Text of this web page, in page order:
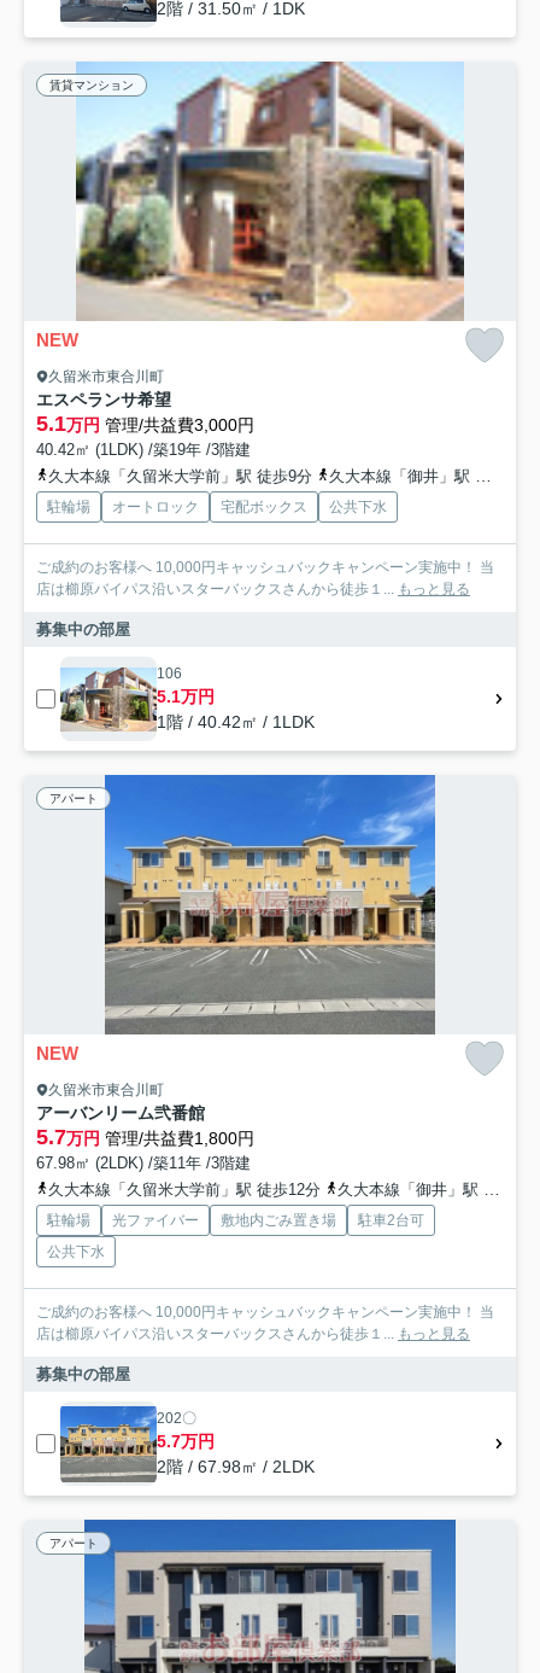
2階 / 31.50㎡ / 1DK
賃貸マンション
NEW
久留米市東合川町
エスペランサ希望
5.1万円 管理/共益費3,000円
40.42㎡ (1LDK) /築19年 /3階建
久大本線「久留米大学前」駅 徒歩9分
久大本線「御井」駅 徒歩22分
駐輪場 オートロック 宅配ボックス 公共下水
ご成約のお客様へ 10,000円キャッシュバックキャンペーン実施中！ 当
店は櫛原バイパス沿いスターバックスさんから徒歩１... もっと見る
募集中の部屋
106
5.1万円
1階 / 40.42㎡ / 1LDK
アパート
NEW
久留米市東合川町
アーバンリーム弐番館
5.7万円 管理/共益費1,800円
67.98㎡ (2LDK) /築11年 /3階建
久大本線「久留米大学前」駅 徒歩12分
久大本線「御井」駅 徒歩25分
駐輪場 光ファイバー 敷地内ごみ置き場
駐車2台可
公共下水
ご成約のお客様へ 10,000円キャッシュバックキャンペーン実施中！ 当
店は櫛原バイパス沿いスターバックスさんから徒歩１... もっと見る
募集中の部屋
202〇
5.7万円
2階 / 67.98㎡ / 2LDK
アパート